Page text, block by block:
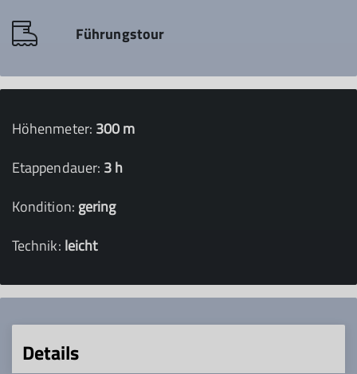
Führungstour
Höhenmeter: 300 m
Etappendauer: 3 h
Kondition: gering
Technik: leicht
Details